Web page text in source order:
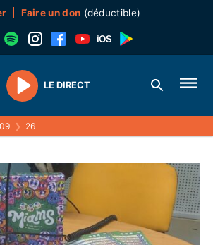
Faire un don (déductible)
Play
LE DIRECT
09 ❯ 26